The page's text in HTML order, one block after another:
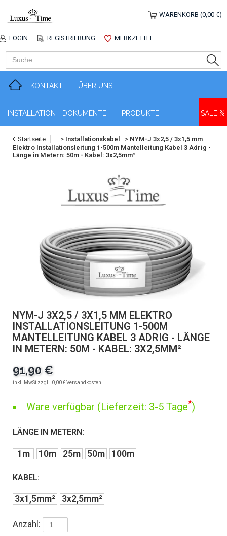
LOGIN REGISTRIERUNG MERKZETTEL
WARENKORB (0,00 €)
KONTAKT ÜBER UNS
INSTALLATION + DOKUMENTE PRODUKTE SALE %
Startseite > Installationskabel > NYM-J 3x2,5 / 3x1,5 mm
Elektro Installationsleitung 1-500m Mantelleitung Kabel 3 Adrig -
Länge in Metern: 50m - Kabel: 3x2,5mm²
NYM-J 3X2,5 / 3X1,5 MM ELEKTRO
INSTALLATIONSLEITUNG 1-500M
MANTELLEITUNG KABEL 3 ADRIG - LÄNGE
IN METERN: 50M - KABEL: 3X2,5MM²
91,90 €
inkl. MwSt zzgl. 0,00 € Versandkosten
Ware verfügbar (Lieferzeit: 3-5 Tage*)
LÄNGE IN METERN:
1m 10m 25m 50m 100m
KABEL:
3x1,5mm² 3x2,5mm²
Anzahl: